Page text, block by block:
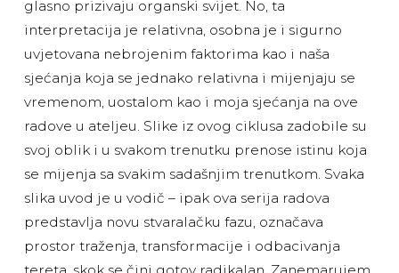
glasno prizivaju organski svijet. No, ta
interpretacija je relativna, osobna je i sigurno
uvjetovana nebrojenim faktorima kao i naša
sjećanja koja se jednako relativna i mijenjaju se
vremenom, uostalom kao i moja sjećanja na ove
radove u ateljeu. Slike iz ovog ciklusa zadobile su
svoj oblik i u svakom trenutku prenose istinu koja
se mijenja sa svakim sadašnjim trenutkom. Svaka
slika uvod je u vodič – ipak ova serija radova
predstavlja novu stvaralačku fazu, označava
prostor traženja, transformacije i odbacivanja
tereta, skok se čini gotov radikalan. Zanemarujem